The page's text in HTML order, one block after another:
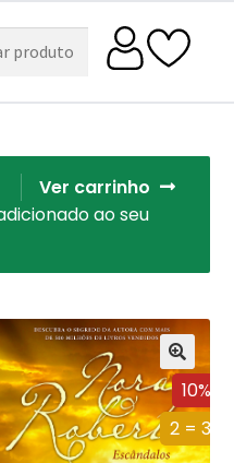
Ver carrinho
ao seu
10%
2 = 3